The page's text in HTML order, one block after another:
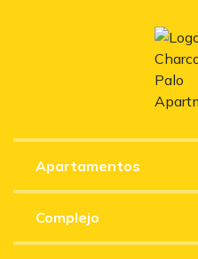
Apartamentos
Complejo